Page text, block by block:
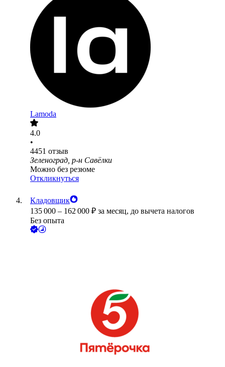
Lamoda
4.0
•
4451 отзыв
Зеленоград, р-н Савёлки
Можно без резюме
Откликнуться
Кладовщик
135 000 – 162 000 ₽ за месяц, до вычета налогов
Без опыта